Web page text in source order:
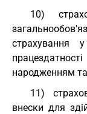
10)
страхування
народженням
11)
внески для